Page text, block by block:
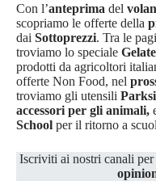
Con l’anteprima del
scopriamo le offerte della
dai Sottoprezzi. Tra le
troviamo lo speciale
prodotti da agricoltori
offerte Non Food, nel
troviamo gli utensili
accessori per gli animali,
School per il ritorno a
Iscriviti ai nostri canali